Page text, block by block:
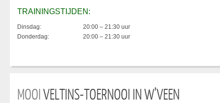
TRAININGSTIJDEN:
Dinsdag:
20:00 – 21:30 uur
Donderdag:
20:00 – 21:30 uur
MOOIVELTINS-TOERNOOI IN W’VEEN